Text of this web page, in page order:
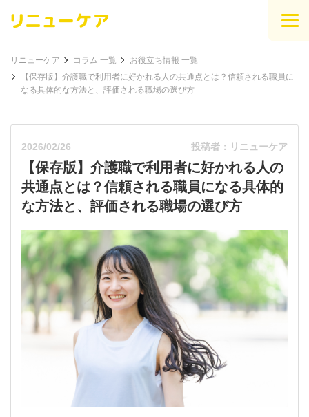
リニューケア コラム 一覧
お役立ち情報 一覧
【保存版】介護職で利用者に好かれる人の共通点とは？信頼される職員に
なる具体的な方法と、評価される職場の選び方
2026/02/26 投稿者：リニューケア
【保存版】介護職で利用者に好かれる人の
共通点とは？信頼される職員になる具体的
な方法と、評価される職場の選び方